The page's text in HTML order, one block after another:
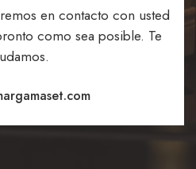
en contacto con usted
como sea posible. Te